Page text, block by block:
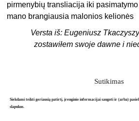
Sutikimas
Siekdami teikti geriausią patirtį, įrenginio informacijai saugoti ir (arba)
slapukus.
pirmenybių transliacija iki pasimatymo
mano brangiausia malonios kelionės
Versta iš: Eugeniusz
zostawiłem swoje dawne i